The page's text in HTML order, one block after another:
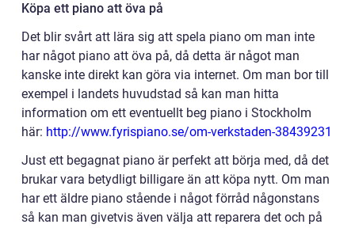
Köpa ett piano att öva på
Det blir svårt att lära sig att spela piano om man inte
har något piano att öva på, då detta är något man
kanske inte direkt kan göra via internet. Om man bor till
exempel i landets huvudstad så kan man hitta
information om ett eventuellt beg piano i Stockholm
här: http://www.fyrispiano.se/om-verkstaden-38439231
Just ett begagnat piano är perfekt att börja med, då det
brukar vara betydligt billigare än att köpa nytt. Om man
har ett äldre piano stående i något förråd någonstans
så kan man givetvis även välja att reparera det och på